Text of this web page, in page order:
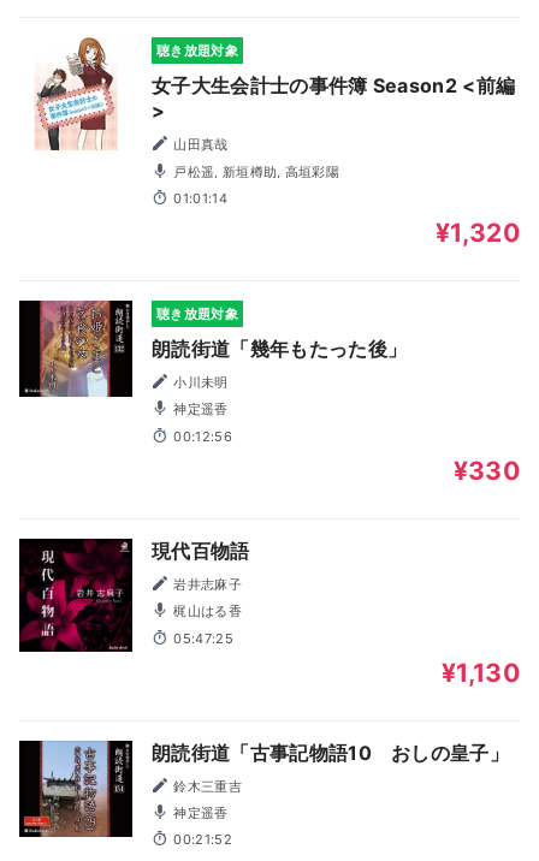
聴き放題対象
女子大生会計士の事件簿 Season2 <前編
>
山田真哉
戸松遥, 新垣樽助, 高垣彩陽
01:01:14
¥1,320
聴き放題対象
朗読街道「幾年もたった後」
小川未明
神定遥香
00:12:56
¥330
現代百物語
岩井志麻子
梶山はる香
05:47:25
¥1,130
朗読街道「古事記物語10 おしの皇子」
鈴木三重吉
神定遥香
00:21:52